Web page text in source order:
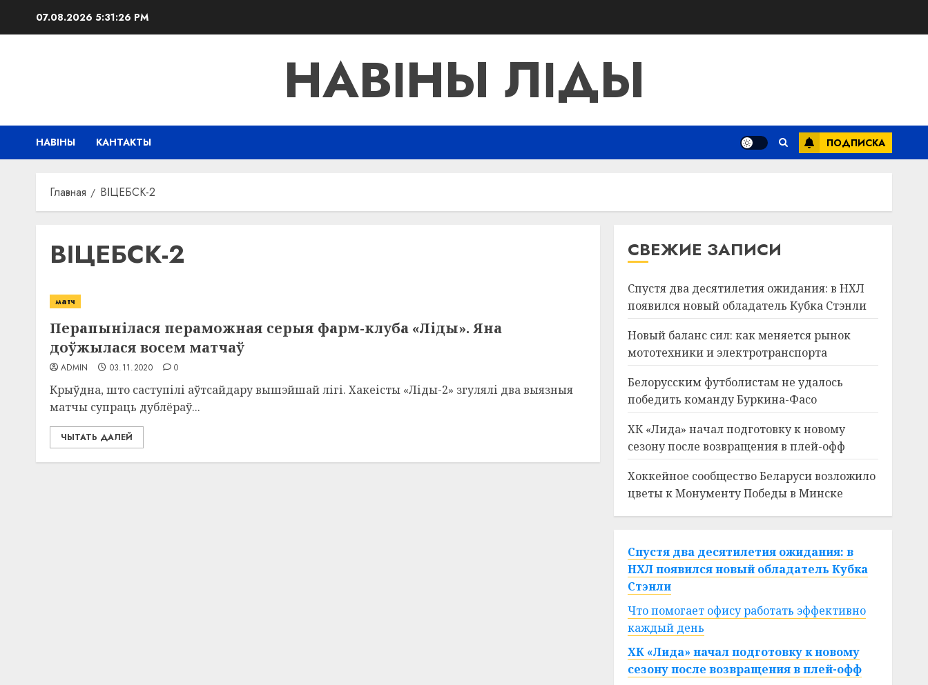
07.08.2026 5:31:27 PM
НАВІНЫ ЛІДЫ
НАВІНЫ КАНТАКТЫ ПОДПИСКА
Главная ВІЦЕБСК-2
ВІЦЕБСК-2
матч
Перапынілася пераможная серыя фарм-клуба «Ліды». Яна
доўжылася восем матчаў
ADMIN 03.11.2020 0
Крыўдна, што саступілі аўтсайдару вышэйшай лігі. Хакеісты «Ліды-2» згулялі два выязныя
матчы супраць дублёраў...
ЧЫТАТЬ ДАЛЕЙ
СВЕЖИЕ ЗАПИСИ
Спустя два десятилетия ожидания: в НХЛ
появился новый обладатель Кубка Стэнли
Новый баланс сил: как меняется рынок
мототехники и электротранспорта
Белорусским футболистам не удалось
победить команду Буркина-Фасо
ХК «Лида» начал подготовку к новому
сезону после возвращения в плей-офф
Хоккейное сообщество Беларуси возложило
цветы к Монументу Победы в Минске
Спустя два десятилетия ожидания: в
НХЛ появился новый обладатель Кубка
Стэнли
Что помогает офису работать эффективно
каждый день
ХК «Лида» начал подготовку к новому
сезону после возвращения в плей-офф